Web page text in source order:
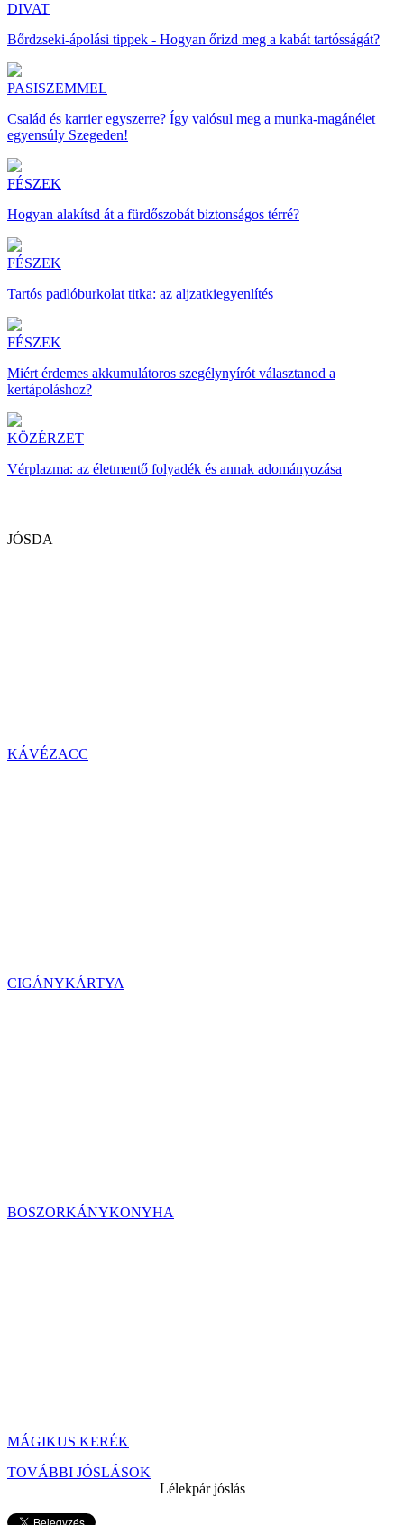
DIVAT
Bőrdzseki-ápolási tippek - Hogyan őrizd meg a kabát tartósságát?
PASISZEMMEL
Család és karrier egyszerre? Így valósul meg a munka-magánélet
egyensúly Szegeden!
FÉSZEK
Hogyan alakítsd át a fürdőszobát biztonságos térré?
FÉSZEK
Tartós padlóburkolat titka: az aljzatkiegyenlítés
FÉSZEK
Miért érdemes akkumulátoros szegélynyírót választanod a
kertápoláshoz?
KÖZÉRZET
Vérplazma: az életmentő folyadék és annak adományozása
JÓSDA
KÁVÉZACC
CIGÁNYKÁRTYA
BOSZORKÁNYKONYHA
MÁGIKUS KERÉK
TOVÁBBI JÓSLÁSOK
Lélekpár jóslás